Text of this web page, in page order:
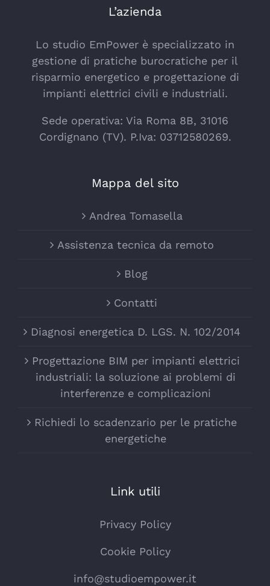
L’azienda
Lo studio EmPower è specializzato in
gestione di pratiche burocratiche per il
risparmio energetico e progettazione di
impianti elettrici civili e industriali.
Sede operativa: Via Roma 8B, 31016
Cordignano (TV). P.Iva: 03712580269.
Mappa del sito
Andrea Tomasella
Assistenza tecnica da remoto
Blog
Contatti
Diagnosi energetica D. LGS. N. 102/2014
Progettazione BIM per impianti elettrici
industriali: la soluzione ai problemi di
interferenze e complicazioni
Richiedi lo scadenzario per le pratiche
energetiche
Link utili
Privacy Policy
Cookie Policy
info@studioempower.it